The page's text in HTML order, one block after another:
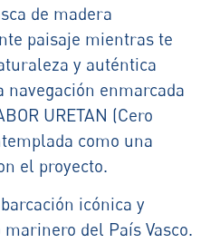
de madera
paisaje mientras te
y auténtica
enmarcada
URETAN (Cero
como una
el proyecto.
icónica y
del País Vasco.